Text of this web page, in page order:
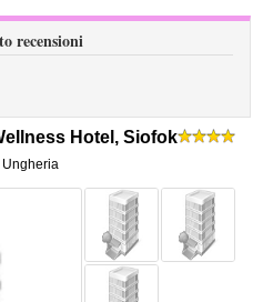
recensioni
Hotel, Siofok
Ungheria